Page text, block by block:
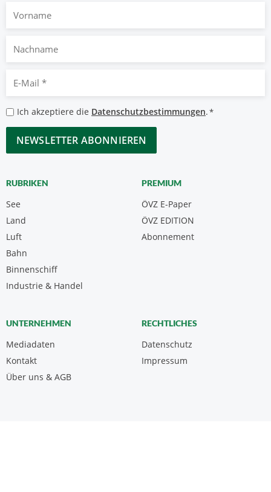
Nachname
Mail
*
Datenschutzbestimmungen
*
Ich akzeptiere die Datenschutzbestimmungen.*
CAPTCHA
RUBRIKEN
See
Land
Luft
Bahn
Binnenschiff
Industrie & Handel
PREMIUM
ÖVZ E-Paper
Abonnement
ÖVZ EDITION
UNTERNEHMEN
Mediadaten
Kontakt
Über uns & AGB
RECHTLICHES
Datenschutz
Impressum